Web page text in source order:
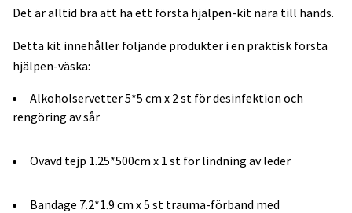
Det är alltid bra att ha ett första hjälpen-kit nära till hands.
Detta kit innehåller följande produkter i en praktisk första
hjälpen-väska:
Alkoholservetter 5*5 cm x 2 st för desinfektion och
rengöring av sår
Ovävd tejp 1.25*500cm x 1 st för lindning av leder
Bandage 7.2*1.9 cm x 5 st trauma-förband med